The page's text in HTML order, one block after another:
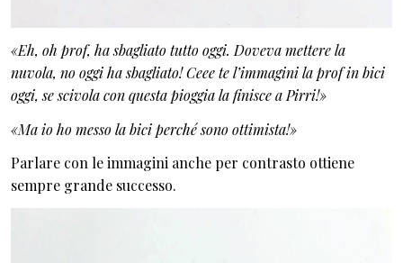
«Eh, oh prof, ha sbagliato tutto oggi. Doveva mettere la
nuvola, no oggi ha sbagliato! Ceee te l’immagini la prof in bici
oggi, se scivola con questa pioggia la finisce a Pirri!»
«Ma io ho messo la bici perché sono ottimista!»
Parlare con le immagini anche per contrasto ottiene
sempre grande successo.